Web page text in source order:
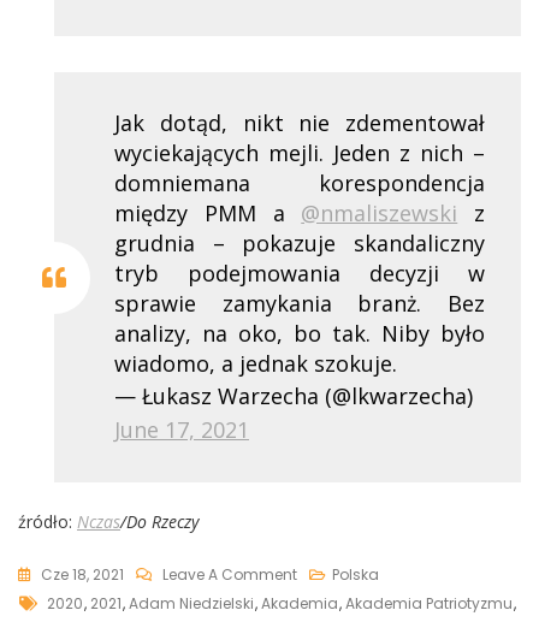
Jak dotąd, nikt nie zdementował
wyciekających mejli. Jeden z nich –
domniemana korespondencja
między PMM a @nmaliszewski z
grudnia – pokazuje skandaliczny
tryb podejmowania decyzji w
sprawie zamykania branż. Bez
analizy, na oko, bo tak. Niby było
wiadomo, a jednak szokuje.
— Łukasz Warzecha (@lkwarzecha)
June 17, 2021
źródło: Nczas/Do Rzeczy
Cze 18, 2021 Leave A CommentOn
Wyciekły
Polska
Tags
2020, 2021,Adam Niedzielski,Akademia,Akademia Patriotyzmu,